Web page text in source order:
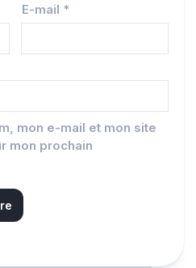
E-mail *
mon e-mail et mon site
mon prochain